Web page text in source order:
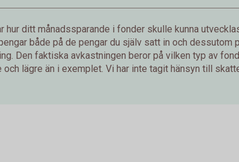
hur ditt månadssparande i fonder skulle kunna
både på de pengar du själv satt in och dessutom
Den faktiska avkastningen beror på vilken typ av
lägre än i exemplet. Vi har inte tagit hänsyn till